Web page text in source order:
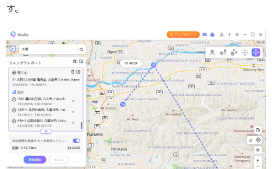
す。